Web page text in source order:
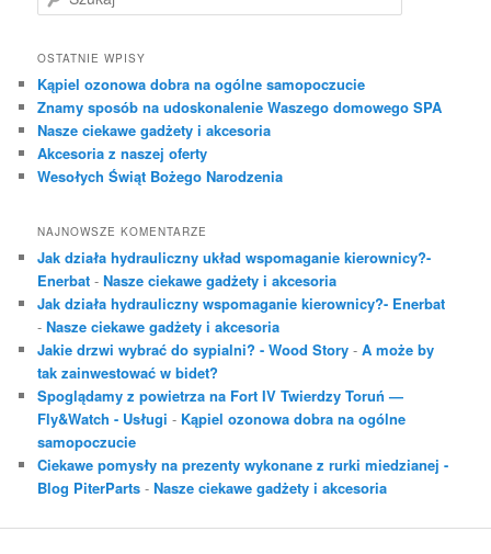
z
k
j
OSTATNIE WPISY
Kąpiel ozonowa dobra na ogólne samopoczucie
Znamy sposób na udoskonalenie Waszego domowego SPA
Nasze ciekawe gadżety i akcesoria
Akcesoria z naszej oferty
Wesołych Świąt Bożego Narodzenia
NAJNOWSZE KOMENTARZE
Jak działa hydrauliczny układ wspomaganie kierownicy?-
Enerbat -Nasze ciekawe gadżety i akcesoria
Jak działa hydrauliczny wspomaganie kierownicy?- Enerbat
-Nasze ciekawe gadżety i akcesoria
Jakie drzwi wybrać do sypialni? - Wood Story -A może by
tak zainwestować w bidet?
Spoglądamy z powietrza na Fort IV Twierdzy Toruń —
Fly&Watch - Usługi - Kąpiel ozonowa dobra na ogólne
samopoczucie
Ciekawe pomysły na prezenty wykonane z rurki miedzianej -
Blog PiterParts -Nasze ciekawe gadżety i akcesoria